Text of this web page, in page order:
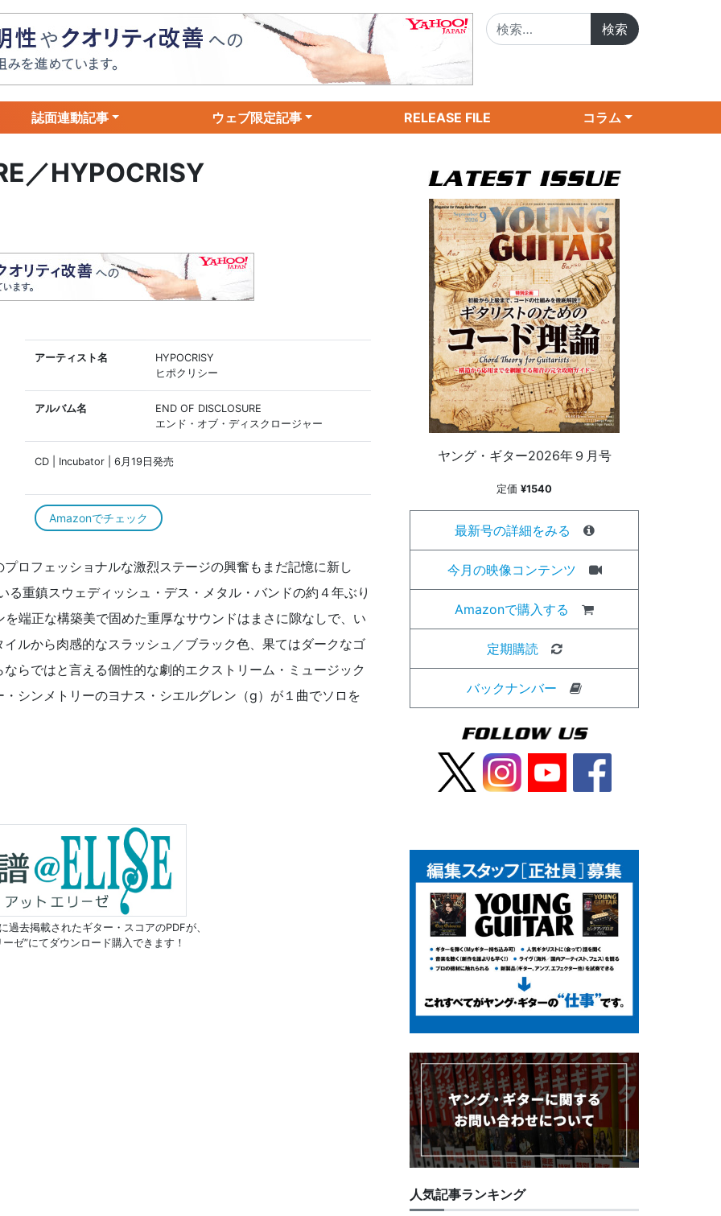
誌面連動記事 ウェブ限定記事 RELEASE FILE コラム
／HYPOCRISY
アーティスト名
HYPOCRISY
ヒポクリシー
アルバム名
END OF DISCLOSURE
エンド・オブ・ディスクロージャー
CD | Incubator | 6月19日発売
Amazonでチェック
ロフェッショナルな激烈ステージの興奮もまだ記憶に新し
重鎮スウェディッシュ・デス・メタル・バンドの約４年ぶり
端正な構築美で固めた重厚なサウンドはまさに隙なしで、い
ルから肉感的なスラッシュ／ブラック色、果てはダークなゴ
らではと言える個性的な劇的エクストリーム・ミュージック
シンメトリーのヨナス・シエルグレン（g）が１曲でソロを
過去掲載されたギター・スコアのPDFが、
ゼ”にてダウンロード購入できます！
ヤング・ギター2026年９月号
定価 ¥1540
最新号の詳細をみる
今月の映像コンテンツ
Amazonで購入する
定期購読
バックナンバー
人気記事ランキング